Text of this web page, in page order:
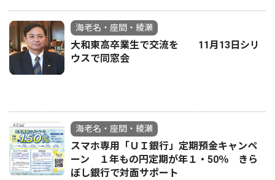
海老名・座間・綾瀬
大和東高卒業生で交流を 11月13日シリ
ウスで同窓会
海老名・座間・綾瀬
スマホ専用「ＵＩ銀行」定期預金キャンペ
ーン １年もの円定期が年１・50％ きら
ぼし銀行で対面サポート